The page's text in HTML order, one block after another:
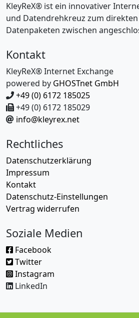
KleyReX® ist ein innovativer
und Datendrehkreuz zum
Datenpaketen zwischen
Kontakt
KleyReX® Internet Exchange
powered by GHOSTnet GmbH
+49 (0) 6172 185025
+49 (0) 6172 185029
info@kleyrex.net
Rechtliches
Datenschutzerklärung
Impressum
Kontakt
Datenschutz-Einstellungen
Vertrag widerrufen
Soziale Medien
Facebook
Twitter
Instagram
LinkedIn